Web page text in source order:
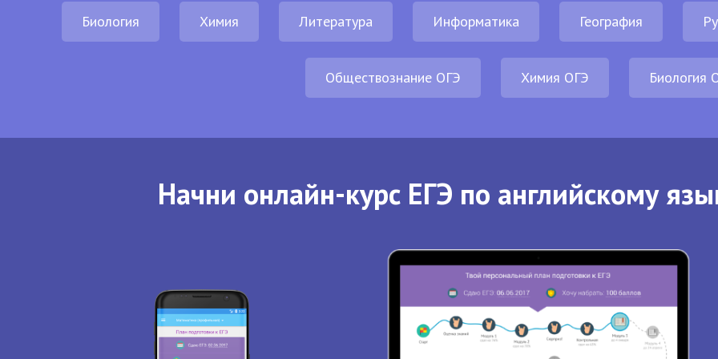
Биология Химия Литература Информатика География
Обществознание ОГЭ Химия ОГЭ Биология
Начни онлайн-курс ЕГЭ по английскому